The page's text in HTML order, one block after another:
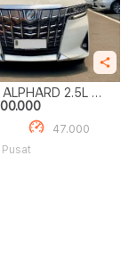
2.5L G
47.000